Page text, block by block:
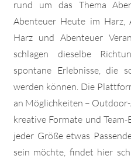
rund um das Thema
Abenteuer Heute im Harz,
Harz und Abenteuer
schlagen dieselbe
spontane Erlebnisse, die
werden können. Die
an Möglichkeiten –
kreative Formate und
jeder Größe etwas
sein möchte, findet hier